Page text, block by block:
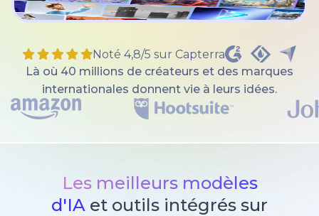
Noté 4,8/5 sur Capterra
Là où 40 millions de créateurs et des marques
internationales donnent vie à leurs idées.
Les meilleurs modèles
d'IA et outils intégrés sur